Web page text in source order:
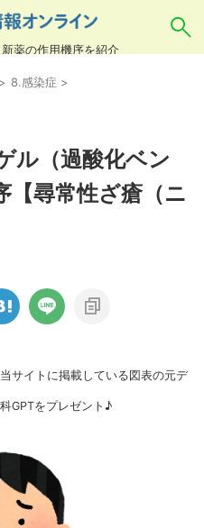
薬の作用機序を紹介
な、誤字）には対応し
一般名・キーワードな
さい。
ンタリク
> 8.感染症 >
ル（過酸化ベン
【尋常性ざ瘡（ニ
サイトに掲載している図表の元デ
GPTをプレゼント♪